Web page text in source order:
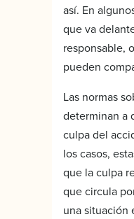
así. En
que va
responsable,
pueden
Las normas
determinan a
culpa del
los casos,
que la culpa
que circula
una situación